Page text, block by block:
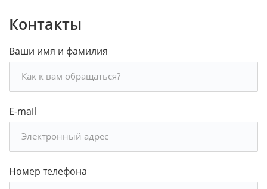
Контакты
Ваши имя и фамилия
E-mail
Номер телефона